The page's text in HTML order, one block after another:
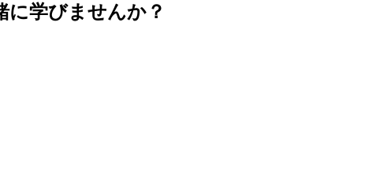
に学びませんか？